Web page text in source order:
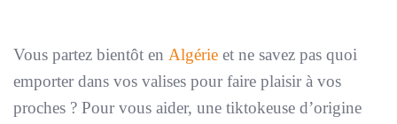
Vous partez bientôt en Algérie et ne savez pas quoi
emporter dans vos valises pour faire plaisir à vos
proches ? Pour vous aider, une tiktokeuse d’origine